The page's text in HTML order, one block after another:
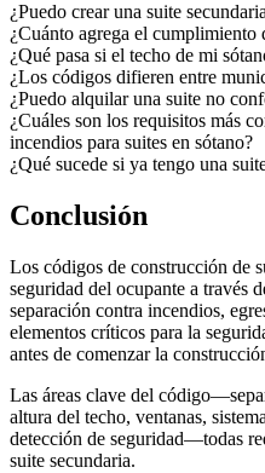
¿Puedo crear una suite
¿Cuánto agrega el
¿Qué pasa si el techo de mi
¿Los códigos difieren entre
¿Puedo alquilar una suite no
¿Cuáles son los requisitos más
incendios para suites en sótano?
¿Qué sucede si ya tengo una
Conclusión
Los códigos de construcción de
seguridad del ocupante a través
separación contra incendios,
elementos críticos para la
antes de comenzar la
Las áreas clave del
altura del techo, ventanas,
detección de seguridad—todas
suite secundaria.